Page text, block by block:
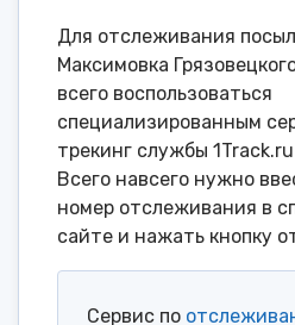
Для отслеживания
Максимовка
всего воспользоваться
специализированным
трекинг службы 1Track.ru
Всего навсего нужно
номер отслеживания в
сайте и нажать кнопку
Сервис по